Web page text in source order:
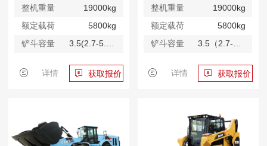
整机重量
19000kg
额定载荷
5800kg
铲斗容量
详情 获取报价
整机重量
19000kg
额定载荷
5800kg
铲斗容量
详情 获取报价